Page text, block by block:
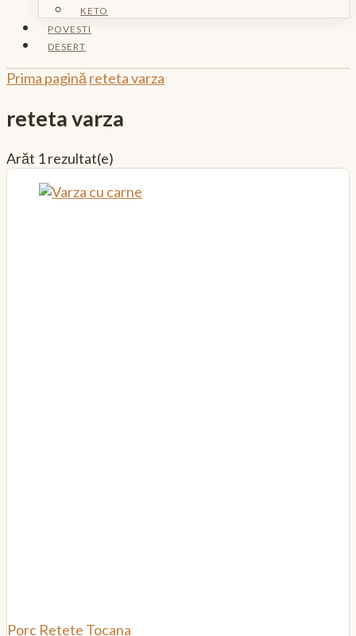
KETO
POVESTI
DESERT
Prima pagină reteta varza
reteta varza
Arăt 1 rezultat(e)
Porc Retete Tocana